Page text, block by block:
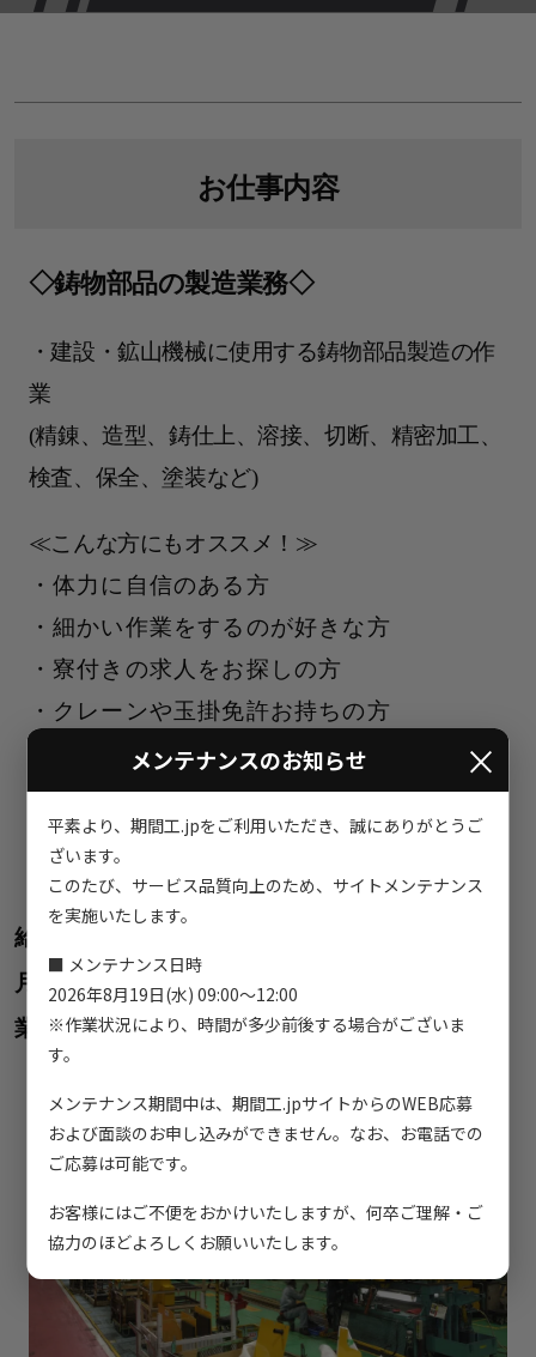
お仕事内容
◇鋳物部品の製造業務◇
・建設・鉱山機械に使用する鋳物部品製造の作
業
(精錬、造型、鋳仕上、溶接、切断、精密加工、
検査、保全、塗装など)
≪こんな方にもオススメ！≫
体力に自信のある方
細かい作業をするのが好きな方
寮付きの求人をお探しの方
クレーンや玉掛免許お持ちの方
★製造業で実作業経験者方歓迎
★当社の製造経験者よりフォローがあり
安心してお仕事に取り組めます♪
試用期間（2週間）給与変動なし
給与 202,000円～
月収例354,000円以上可（稼働21日・深夜60h・残
業28h・休出1日・交替手当10回）
メンテナンスのお知らせ ×
平素より、期間工.jpをご利用いただき、誠にありがとうご
ざいます。
このたび、サービス品質向上のため、サイトメンテナンス
を実施いたします。
■ メンテナンス日時
2026年8月19日(水) 09:00～12:00
※作業状況により、時間が多少前後する場合がございま
す。
メンテナンス期間中は、期間工.jpサイトからのWEB応募
および面談のお申し込みができません。なお、お電話での
ご応募は可能です。
お客様にはご不便をおかけいたしますが、何卒ご理解・ご
協力のほどよろしくお願いいたします。